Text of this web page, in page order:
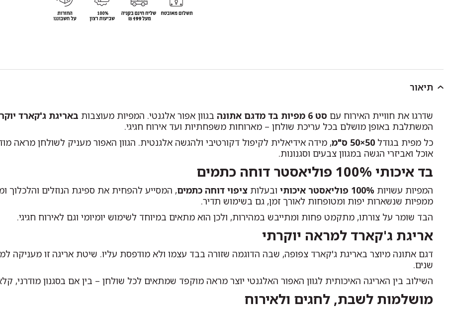
תיאור
שדרגו את חוויית האירוח עם סט 6 מפיות בד מדגם אתונה בגוון אפור אלגנטי. המפיות מעוצבות באריגת ג'קארד
המשתלבת באופן מושלם בכל עריכת שולחן – מארוחות משפחתיות ועד אירוח חגיגי.
כל מפית בגודל 50×50 ס"מ
, מידה אידיאלית לקיפול דקורטיבי ולהגשה אלגנטית. הגוון האפור מעניק לשולחן מראה
אוכל ואביזרי הגשה במגוון צבעים וסגנונות.
בד איכותי 100% פוליאסטר דוחה כתמים
המפיות עשויות 100% פוליאסטר איכותי ובעלות ציפוי דוחה כתמים, המסייע להפחית את ספיגת הנוזלים והלכלוך
ממפיות שנשארות יפות ומטופחות לאורך זמן, גם בשימוש תדיר.
הבד שומר על צורתו, מתקמט פחות ומתייבש במהירות, ולכן הוא מתאים במיוחד לשימוש יומיומי וגם לאירוח חגיגי.
אריגת ג'קארד למראה יוקרתי
דגם אתונה מיוצר באריגת ג'קארד צפופה, שבה הדוגמה שזורה בבד עצמו ולא מודפסת עליו. שיטת אריגה זו מעניקה
שנים.
השילוב בין האריגה האיכותית לגוון האפור האלגנטי יוצר מראה מוקפד שמתאים לכל שולחן – בין אם בסגנון מודרני,
מושלמות לשבת, לחגים ולאירוח